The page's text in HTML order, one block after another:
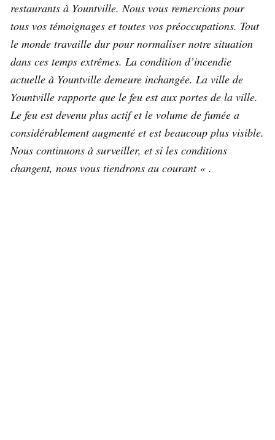
restaurants à Yountville. Nous vous remercions pour
tous vos témoignages et toutes vos préoccupations. Tout
le monde travaille dur pour normaliser notre situation
dans ces temps extrêmes. La condition d’incendie
actuelle à Yountville demeure inchangée. La ville de
Yountville rapporte que le feu est aux portes de la ville.
Le feu est devenu plus actif et le volume de fumée a
considérablement augmenté et est beaucoup plus visible.
Nous continuons à surveiller, et si les conditions
changent, nous vous tiendrons au courant « .